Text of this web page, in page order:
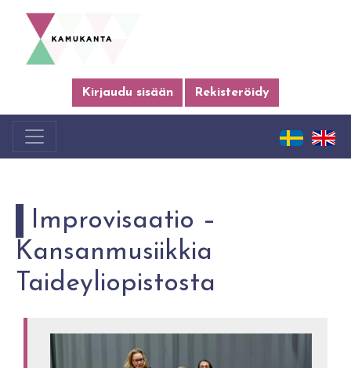
Kirjaudu sisään Rekisteröidy
Improvisaatio –
Kansanmusiikkia
Taideyliopistosta